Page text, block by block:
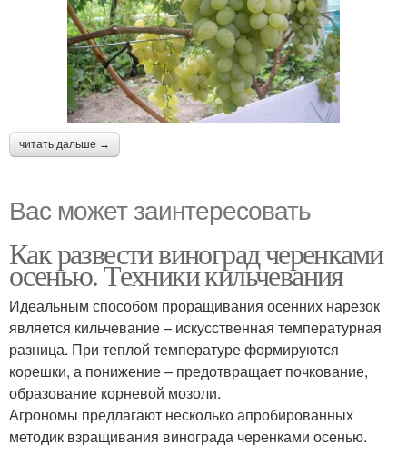
читать дальше →
Вас может заинтересовать
Как развести виноград черенками
осенью. Техники кильчевания
Идеальным способом проращивания осенних нарезок
является кильчевание – искусственная температурная
разница. При теплой температуре формируются
корешки, а понижение – предотвращает почкование,
образование корневой мозоли.
Агрономы предлагают несколько апробированных
методик взращивания винограда черенками осенью.